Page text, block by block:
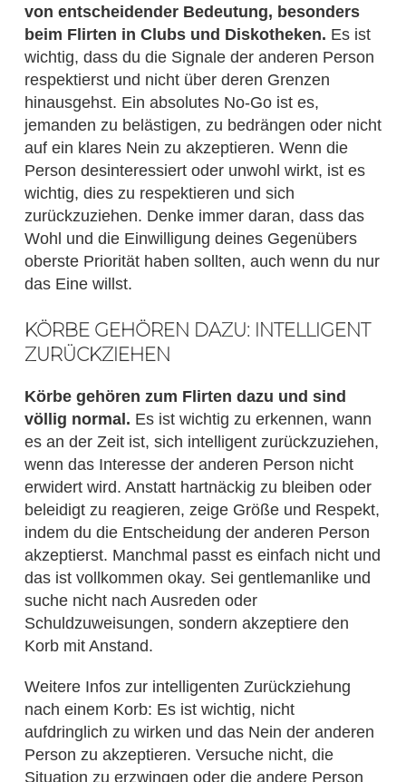
von entscheidender Bedeutung, besonders
beim Flirten in Clubs und Diskotheken. Es ist
wichtig, dass du die Signale der anderen Person
respektierst und nicht über deren Grenzen
hinausgehst. Ein absolutes No-Go ist es,
jemanden zu belästigen, zu bedrängen oder nicht
auf ein klares Nein zu akzeptieren. Wenn die
Person desinteressiert oder unwohl wirkt, ist es
wichtig, dies zu respektieren und sich
zurückzuziehen. Denke immer daran, dass das
Wohl und die Einwilligung deines Gegenübers
oberste Priorität haben sollten, auch wenn du nur
das Eine willst.
KÖRBE GEHÖREN DAZU: INTELLIGENT
ZURÜCKZIEHEN
Körbe gehören zum Flirten dazu und sind
völlig normal. Es ist wichtig zu erkennen, wann
es an der Zeit ist, sich intelligent zurückzuziehen,
wenn das Interesse der anderen Person nicht
erwidert wird. Anstatt hartnäckig zu bleiben oder
beleidigt zu reagieren, zeige Größe und Respekt,
indem du die Entscheidung der anderen Person
akzeptierst. Manchmal passt es einfach nicht und
das ist vollkommen okay. Sei gentlemanlike und
suche nicht nach Ausreden oder
Schuldzuweisungen, sondern akzeptiere den
Korb mit Anstand.
Weitere Infos zur intelligenten Zurückziehung
nach einem Korb: Es ist wichtig, nicht
aufdringlich zu wirken und das Nein der anderen
Person zu akzeptieren. Versuche nicht, die
Situation zu erzwingen oder die andere Person